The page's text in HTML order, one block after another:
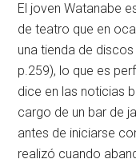
El joven Watanabe
de teatro que en
una tienda de
p.259), lo que es
dice en las noticias
cargo de un bar de
antes de iniciarse
realizó cuando